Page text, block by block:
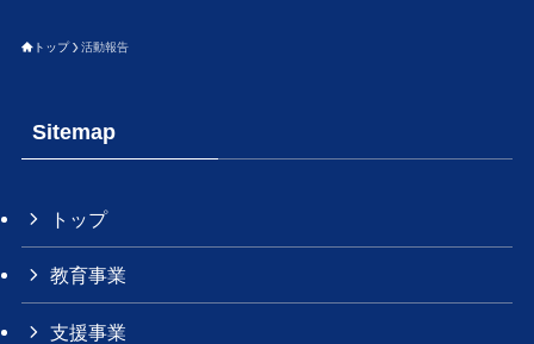
トップ 活動報告
Sitemap
トップ
教育事業
支援事業